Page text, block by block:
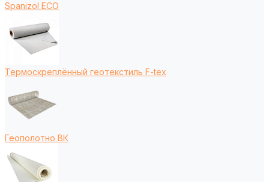
Spanizol ECO
Термоскреплённый геотекстиль F-tex
Геополотно ВК